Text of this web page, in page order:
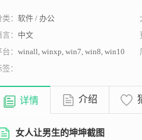
： 软件 / 办公
： 中文
： winall, winxp, win7, win8, win10
：
详情 介绍
女人让男生的坤坤截图